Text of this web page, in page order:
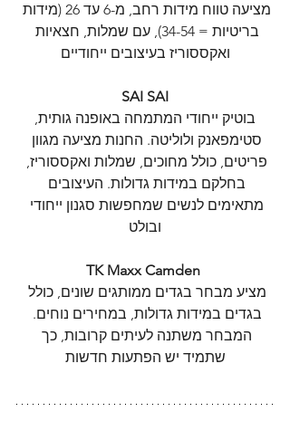
מציעה טווח מידות רחב, מ-6 עד 26 (מידות
בריטיות = 34-54), עם שמלות, חצאיות
ואקססוריז בעיצובים ייחודיים
SAI SAI
בוטיק ייחודי המתמחה באופנה גותית,
סטימפאנק ולוליטה. החנות מציעה מגוון
פריטים, כולל מחוכים, שמלות ואקססוריז,
בחלקם במידות גדולות. העיצובים
מתאימים לנשים שמחפשות סגנון ייחודי
ובולט
TK Maxx Camden
מציע מבחר בגדים ממותגים שונים, כולל
בגדים במידות גדולות, במחירים נוחים.
המבחר משתנה לעיתים קרובות, כך
שתמיד יש הפתעות חדשות